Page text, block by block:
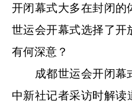
开闭幕式大多在封闭的
世运会开幕式选择了开
有何深意？
成都世运会开闭幕
中新社记者采访时解读